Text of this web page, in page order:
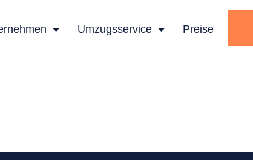
Umzugsservice Preise